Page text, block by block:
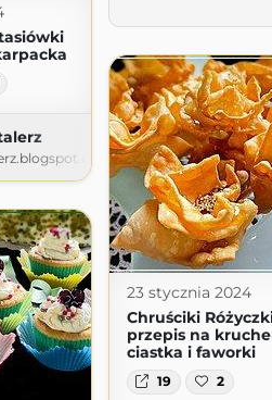
23 stycznia 2024
Chruściki
przepis na kruche
ciastka i faworki
19 2